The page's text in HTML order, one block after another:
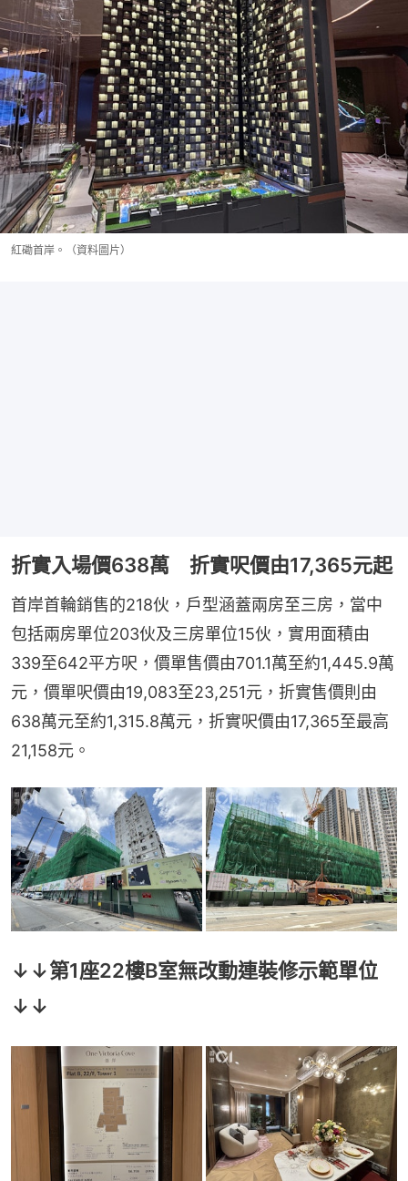
紅磡首岸。（資料圖片）
折實入場價638萬 折實呎價由17,365元起
首岸首輪銷售的218伙，戶型涵蓋兩房至三房，當中
包括兩房單位203伙及三房單位15伙，實用面積由
339至642平方呎，價單售價由701.1萬至約1,445.9萬
元，價單呎價由19,083至23,251元，折實售價則由
638萬元至約1,315.8萬元，折實呎價由17,365至最高
21,158元。
↓↓第1座22樓B室無改動連裝修示範單位
↓↓